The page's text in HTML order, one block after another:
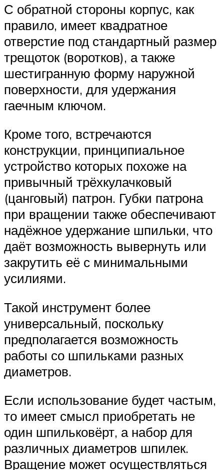
С обратной стороны корпус, как
правило, имеет квадратное
отверстие под стандартный размер
трещоток (воротков), а также
шестигранную форму наружной
поверхности, для удержания
гаечным ключом.
Кроме того, встречаются
конструкции, принципиальное
устройство которых похоже на
привычный трёхкулачковый
(цанговый) патрон. Губки патрона
при вращении также обеспечивают
надёжное удержание шпильки, что
даёт возможность вывернуть или
закрутить её с минимальными
усилиями.
Такой инструмент более
универсальный, поскольку
предполагается возможность
работы со шпильками разных
диаметров.
Если использование будет частым,
то имеет смысл приобретать не
один шпильковёрт, а набор для
различных диаметров шпилек.
Вращение может осуществляться